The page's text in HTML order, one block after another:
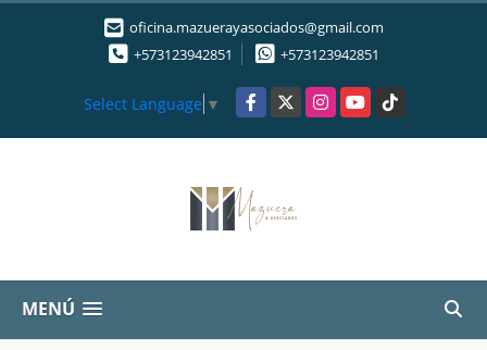
oficina.mazuerayasociados@gmail.com
+573123942851
+573123942851
Select Language ▼ Facebook
X InstagramYouTubeTikTok
MENÚ